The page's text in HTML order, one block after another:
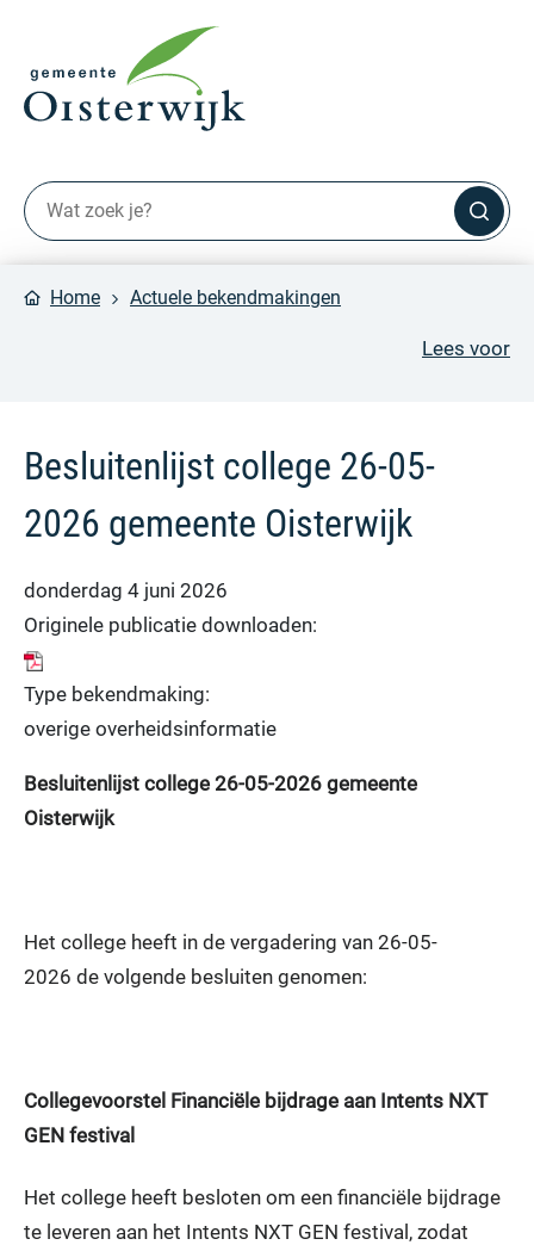
Home Actuele bekendmakingen
Lees voor
Besluitenlijst college 26-05-
2026 gemeente Oisterwijk
donderdag 4 juni 2026
Originele publicatie downloaden:
Type bekendmaking:
overige overheidsinformatie
Besluitenlijst college 26-05-2026 gemeente
Oisterwijk
Het college heeft in de vergadering van 26-05-
2026 de volgende besluiten genomen:
Collegevoorstel Financiële bijdrage aan Intents NXT
GEN festival
Het college heeft besloten om een financiële bijdrage
te leveren aan het Intents NXT GEN festival, zodat